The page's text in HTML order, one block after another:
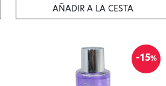
AÑADIR A LA CESTA
-15%